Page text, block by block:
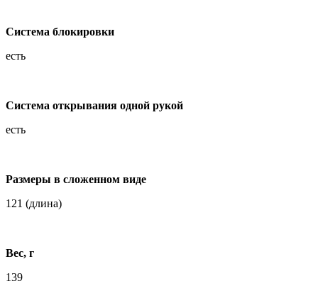
Система блокировки
есть
Система открывания одной рукой
есть
Размеры в cложенном виде
121 (длина)
Вес, г
139